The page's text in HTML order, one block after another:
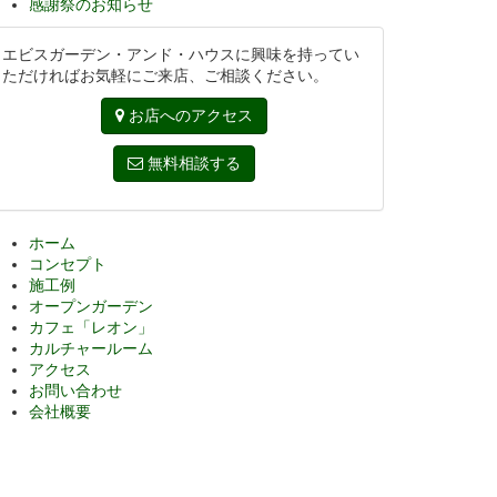
感謝祭のお知らせ
エビスガーデン・アンド・ハウスに興味を持ってい
ただければお気軽にご来店、ご相談ください。
お店へのアクセス
無料相談する
ホーム
コンセプト
施工例
オープンガーデン
カフェ「レオン」
カルチャールーム
アクセス
お問い合わせ
会社概要